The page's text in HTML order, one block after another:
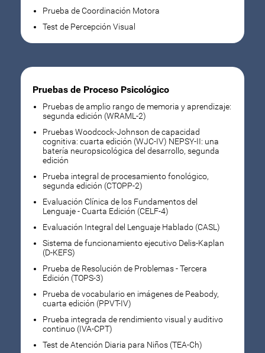
Prueba de Coordinación Motora
Test de Percepción Visual
Pruebas de Proceso Psicológico
Pruebas de amplio rango de memoria y aprendizaje:
segunda edición (WRAML-2)
Pruebas Woodcock-Johnson de capacidad
cognitiva: cuarta edición (WJC-IV) NEPSY-II: una
batería neuropsicológica del desarrollo, segunda
edición
Prueba integral de procesamiento fonológico,
segunda edición (CTOPP-2)
Evaluación Clínica de los Fundamentos del
Lenguaje - Cuarta Edición (CELF-4)
Evaluación Integral del Lenguaje Hablado (CASL)
Sistema de funcionamiento ejecutivo Delis-Kaplan
(D-KEFS)
Prueba de Resolución de Problemas - Tercera
Edición (TOPS-3)
Prueba de vocabulario en imágenes de Peabody,
cuarta edición (PPVT-IV)
Prueba integrada de rendimiento visual y auditivo
continuo (IVA-CPT)
Test de Atención Diaria para Niños (TEA-Ch)